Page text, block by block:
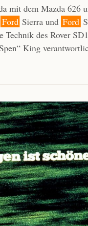
mit dem Mazda 626
Ford Sierra und Ford
Technik des Rover
King